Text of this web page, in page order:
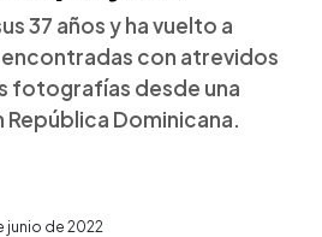
37 años y ha vuelto a
con atrevidos
fotografías desde una
República Dominicana.
junio de 2022